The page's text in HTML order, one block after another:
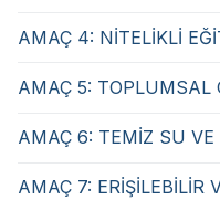
AMAÇ 4: NİTELİKLİ
AMAÇ 5: TOPLUMSAL
AMAÇ 6: TEMİZ SU
AMAÇ 7: ERİŞİLEBİLİR